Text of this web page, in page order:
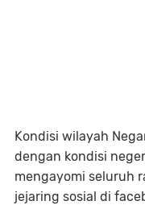
Kondisi wilayah
dengan kondisi
mengayomi seluruh
jejaring sosial di